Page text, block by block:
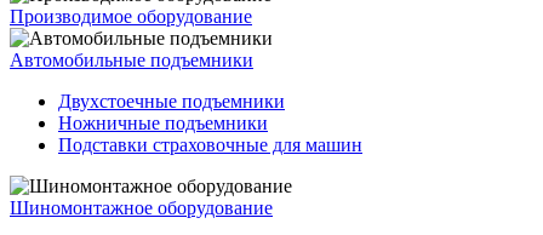
Производимое оборудование
Автомобильные подъемники
Двухстоечные подъемники
Ножничные подъемники
Подставки страховочные для машин
Шиномонтажное оборудование